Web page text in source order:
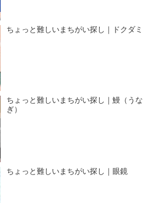
ちょっと難しいまちがい探し｜ドクダミ
ちょっと難しいまちがい探し｜鰻（うな
ぎ）
ちょっと難しいまちがい探し｜眼鏡